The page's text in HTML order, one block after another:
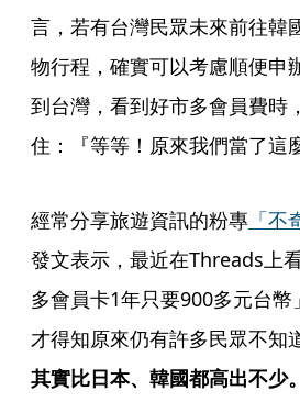
言，若有台灣民眾未來前往韓
物行程，確實可以考慮順便申
到台灣，看到好市多會員費時
住：『等等！原來我們當了這
經常分享旅遊資訊的粉專 「
發文表示，最近在Threads上
多會員卡1年只要900多元台幣
才得知原來仍有許多民眾不知
其實比日本、韓國都高出不少。